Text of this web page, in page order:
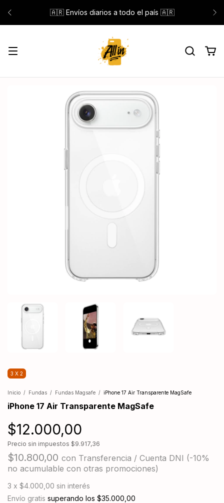
🇦🇷 Envíos diarios a todo el país 🇦🇷
3 X 2
Inicio / Fundas / Fundas Magsafe / iPhone 17 Air Transparente MagSafe
iPhone 17 Air Transparente MagSafe
$12.000,00
Precio sin impuestos $9.917,36
$10.800,00 con Transferencia / Cuenta DNI (-10%
no acumulable con otras promociones)
3 x $4.000,00 sin interés
Envío gratis superando los $35.000,00